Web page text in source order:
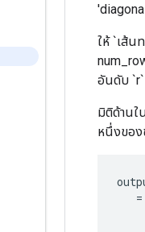
ให้ `เส้น
อันดับ `r`
มิติด้านใ
หนึ่งของ
=